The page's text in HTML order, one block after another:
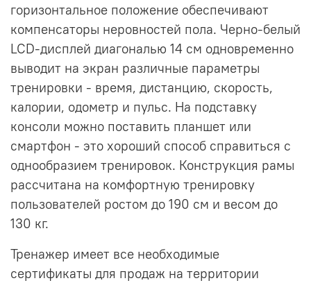
горизонтальное положение обеспечивают
компенсаторы неровностей пола. Черно-белый
LCD-дисплей диагональю 14 см одновременно
выводит на экран различные параметры
тренировки - время, дистанцию, скорость,
калории, одометр и пульс. На подставку
консоли можно поставить планшет или
смартфон - это хороший способ справиться с
однообразием тренировок. Конструкция рамы
рассчитана на комфортную тренировку
пользователей ростом до 190 см и весом до
130 кг.
Тренажер имеет все необходимые
сертификаты для продаж на территории